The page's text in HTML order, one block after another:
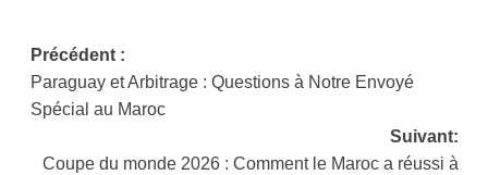
Navigation
d’article
Précédent :
Paraguay et Arbitrage : Questions à Notre Envoyé
Spécial au Maroc
Suivant:
Coupe du monde 2026 : Comment le Maroc a réussi à